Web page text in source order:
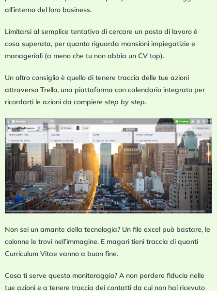
all’interno del loro business.
Limitarsi al semplice tentativo di cercare un posto di lavoro è
cosa superata, per quanto riguarda mansioni impiegatizie e
manageriali (a meno che tu non abbia un CV top).
Un altro consiglio è quello di tenere traccia delle tue azioni
attraverso Trello, una piattaforma con calendario integrato per
ricordarti le azioni da compiere step by step.
Non sei un amante della tecnologia? Un file excel può bastare, le
colonne le trovi nell’immagine. E magari tieni traccia di quanti
Curriculum Vitae vanno a buon fine.
Cosa ti serve questo monitoraggio? A non perdere fiducia nelle
tue azioni e a tenere traccia dei contatti da cui non hai ricevuto